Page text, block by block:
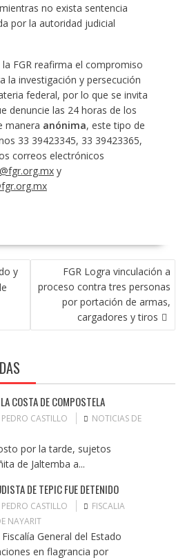
no exista sentencia
por la autoridad judicial
FGR reafirma el compromiso
la investigación y persecución
federal, por lo que se invita
denuncie las 24 horas de los
manera anónima, este tipo de
33 39423345, 33 39423365,
correos electrónicos
y
y
FGR Logra vinculación a
proceso contra tres personas
por portación de armas,
cargadores y tiros
COSTA DE COMPOSTELA
PEDRO CASTILLO
NOTICIAS DE
por la tarde, sujetos
de Jaltemba a...
DE TEPIC FUE DETENIDO
PEDRO CASTILLO
FISCALIA
NAYARIT
General del Estado
en flagrancia por